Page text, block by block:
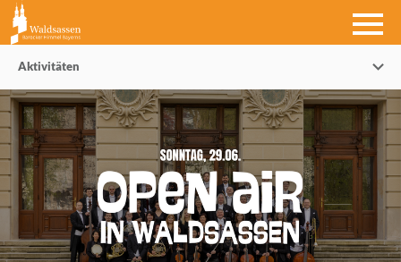
Aktivitäten